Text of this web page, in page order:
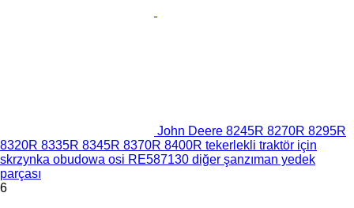
John Deere 8245R 8270R 8295R
8320R 8335R 8345R 8370R 8400R tekerlekli traktör için
skrzynka obudowa osi RE587130 diğer şanzıman yedek
parçası
6